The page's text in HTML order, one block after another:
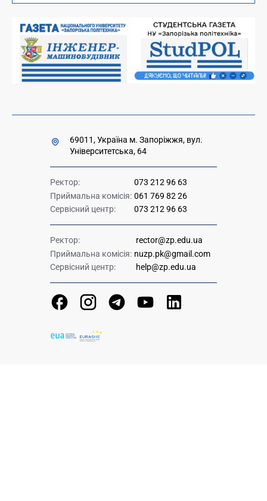
Накази та розпорядження для оприлюднення
Міністерство освіти і науки України
Урядова "гаряча лінія" 1545
69011, Україна м. Запоріжжя, вул.
Університетська, 64
Ректор:
073 212 96 63
Приймальна комісія: 061 769 82 26
Сервісний центр:
073 212 96 63
Ректор:
rector@zp.edu.ua
Приймальна комісія: nuzp.pk@gmail.com
Сервісний центр:
help@zp.edu.ua